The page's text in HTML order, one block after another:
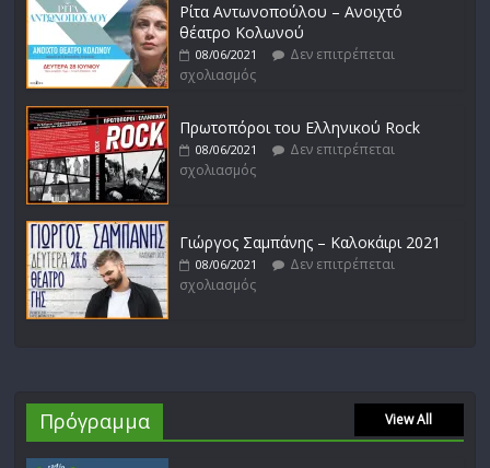
Ρίτα Αντωνοπούλου – Ανοιχτό
θέατρο Κολωνού
08/06/2021
Δεν επιτρέπεται
σχολιασμός
Πρωτοπόροι του Ελληνικού Rock
08/06/2021
Δεν επιτρέπεται
σχολιασμός
Γιώργος Σαμπάνης – Καλοκάιρι 2021
08/06/2021
Δεν επιτρέπεται
σχολιασμός
Πρόγραμμα View All